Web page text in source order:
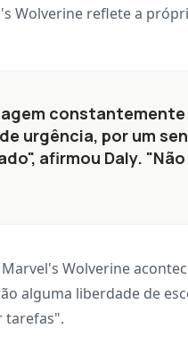
Wolverine reflete a
urgência, por um
afirmou Daly.
Wolverine
alguma liberdade de
tarefas".